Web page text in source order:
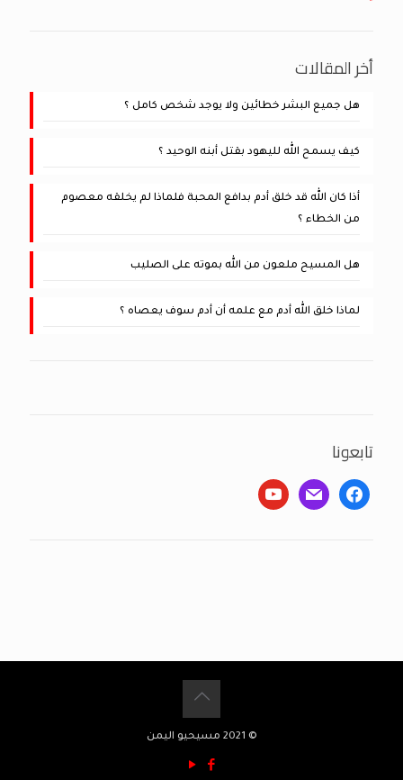
أخر المقالات
هل جميع البشر خطائين ولا يوجد شخص كامل ؟
كيف يسمح الله لليهود بقتل أبنه الوحيد ؟
أذا كان الله قد خلق أدم بدافع المحبة فلماذا لم يخلقه معصوم
من الخطاء ؟
هل المسيح ملعون من الله بموته على الصليب
لماذا خلق الله أدم مع علمه أن أدم سوف يعصاه ؟
تابعونا
facebook
mail
youtube
© 2021 مسيحيو اليمن